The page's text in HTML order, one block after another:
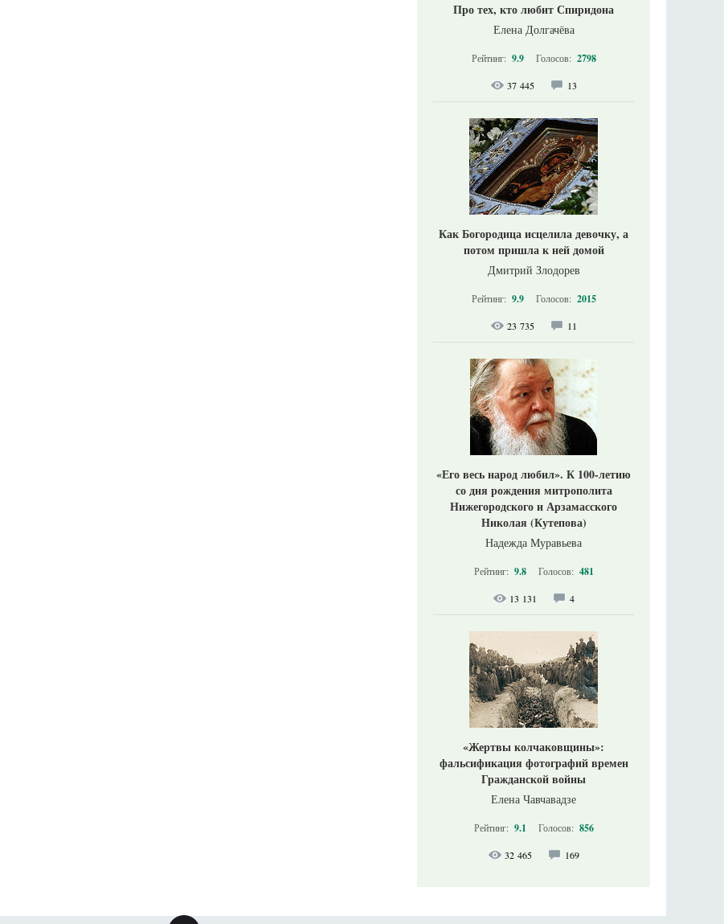
Про тех, кто любит Спиридона
Елена Долгачёва
Рейтинг: 9.9 Голосов: 2798
37 445 13
Как Богородица исцелила девочку, а
потом пришла к ней домой
Дмитрий Злодорев
Рейтинг: 9.9 Голосов: 2015
23 735 11
«Его весь народ любил». К 100-летию
со дня рождения митрополита
Нижегородского и Арзамасского
Николая (Кутепова)
Надежда Муравьева
Рейтинг: 9.8 Голосов: 481
13 131 4
«Жертвы колчаковщины»:
фальсификация фотографий времен
Гражданской войны
Елена Чавчавадзе
Рейтинг: 9.1 Голосов: 856
32 465 169